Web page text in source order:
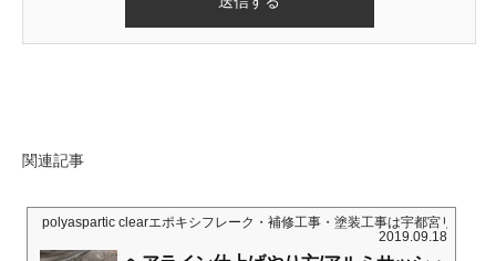
関連記事
polyaspartic clearエポキシフレーク・補修工事・塗装工事は宇都宮リペア
2019.09.18